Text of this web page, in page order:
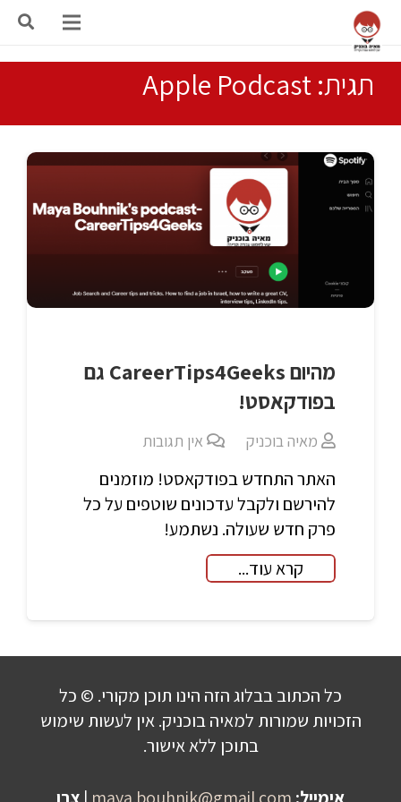
תגית: Apple Podcast
מהיום CareerTips4Geeks גם
בפודקאסט!
מאיה בוכניק אין תגובות
האתר התחדש בפודקאסט! מוזמנים
להירשם ולקבל עדכונים שוטפים על כל
פרק חדש שעולה. נשתמע!
קרא עוד...
כל הכתוב בבלוג הזה הינו תוכן מקורי. © כל
הזכויות שמורות למאיה בוכניק. אין לעשות שימוש
בתוכן ללא אישור.